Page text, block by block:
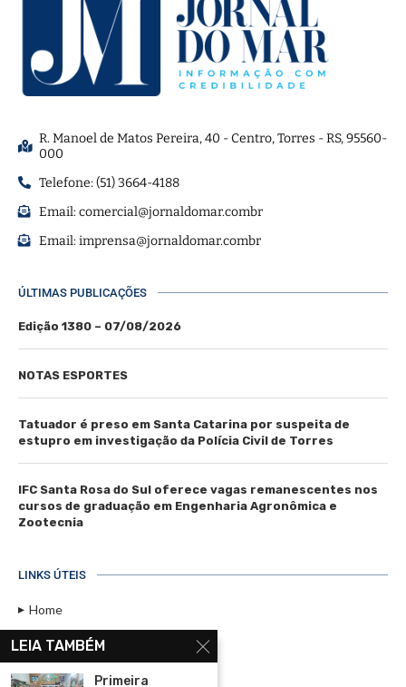
R. Manoel de Matos Pereira, 40 - Centro, Torres - RS, 95560-
000
Telefone: (51) 3664-4188
Email:comercial@jornaldomar.combr
Email:imprensa@jornaldomar.combr
ÚLTIMAS PUBLICAÇÕES
Edição 1380 – 07/08/2026
NOTAS ESPORTES
Tatuador é preso em Santa Catarina por suspeita de
estupro em investigação da Polícia Civil de Torres
IFC Santa Rosa do Sul oferece vagas remanescentes nos
cursos de graduação em Engenharia Agronômica e
Zootecnia
LINKS ÚTEIS
Home
Assinar
Contato
LEIA TAMBÉM
Primeira